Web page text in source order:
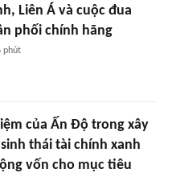
Liên Á và cuộc đua
phối chính hãng
phút
của Ấn Độ trong xây
thái tài chính xanh
vốn cho mục tiêu